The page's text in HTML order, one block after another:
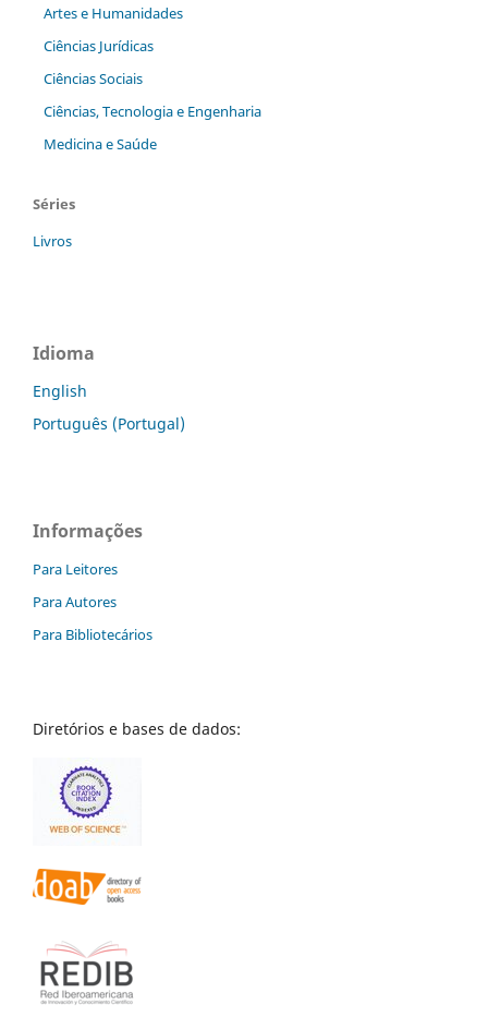
Artes e Humanidades
Ciências Jurídicas
Ciências Sociais
Ciências, Tecnologia e Engenharia
Medicina e Saúde
Séries
Livros
Idioma
English
Português (Portugal)
Informações
Para Leitores
Para Autores
Para Bibliotecários
Diretórios e bases de dados: